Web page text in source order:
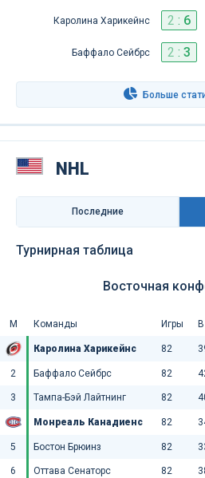
Каролина Харикейнс 2 : 6
Баффало Сейбрс 2 : 3
Больше
NHL
Последниe
Турнирная таблица
Восточная
М Команды Игры В
Каролина Харикейнс 82
2 Баффало Сейбрс 82
3 Тампа-Бэй Лайтнинг 82
Монреаль Канадиенс 82
5 Бостон Брюинз 82
6 Оттава Сенаторс 82